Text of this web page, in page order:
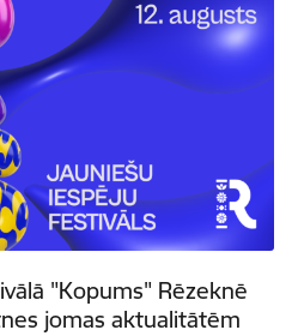
"Kopums" Rēzeknē
jomas aktualitātēm